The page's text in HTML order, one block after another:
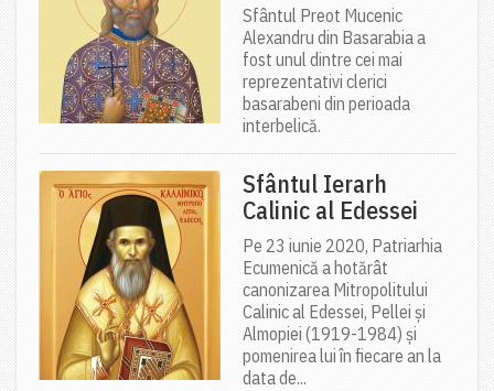
Sfântul Preot Mucenic
Alexandru din Basarabia a
fost unul dintre cei mai
reprezentativi clerici
basarabeni din perioada
interbelică.
Sfântul Ierarh
Calinic al Edessei
Pe 23 iunie 2020, Patriarhia
Ecumenică a hotărât
canonizarea Mitropolitului
Calinic al Edessei, Pellei și
Almopiei (1919-1984) și
pomenirea lui în fiecare an la
data de...